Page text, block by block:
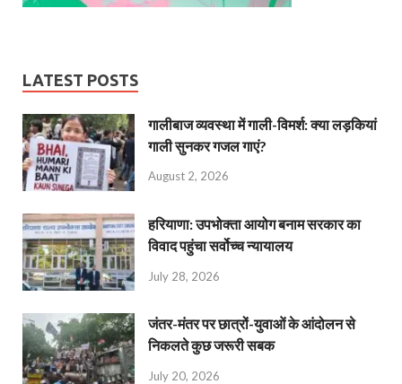
LATEST POSTS
गालीबाज व्‍यवस्‍था में गाली-विमर्श: क्या लड़कियां
गाली सुनकर गजल गाएं?
August 2, 2026
हरियाणा: उपभोक्ता आयोग बनाम सरकार का
विवाद पहुंचा सर्वोच्च न्यायालय
July 28, 2026
जंतर-मंतर पर छात्रों-युवाओं के आंदोलन से
निकलते कुछ जरूरी सबक
July 20, 2026